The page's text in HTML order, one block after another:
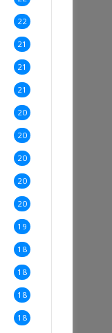
22
21
21
21
20
20
20
20
20
19
18
18
18
18